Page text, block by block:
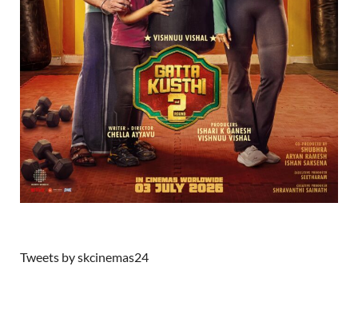
Tweets by skcinemas24